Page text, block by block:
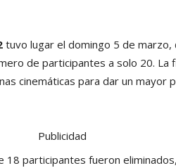
tuvo lugar el domingo 5 de marzo,
de participantes a solo 20. La
cinemáticas para dar un mayor
Publicidad
18 participantes fueron